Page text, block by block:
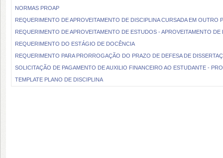
NORMAS PROAP
REQUERIMENTO DE APROVEITAMENTO DE DISCIPLINA CURSADA EM OUTRO
REQUERIMENTO DE APROVEITAMENTO DE ESTUDOS - APROVEITAMENTO DE
REQUERIMENTO DO ESTÁGIO DE DOCÊNCIA
REQUERIMENTO PARA PRORROGAÇÃO DO PRAZO DE DEFESA DE
SOLICITAÇÃO DE PAGAMENTO DE AUXILIO FINANCEIRO AO ESTUDANTE -
TEMPLATE PLANO DE DISCIPLINA